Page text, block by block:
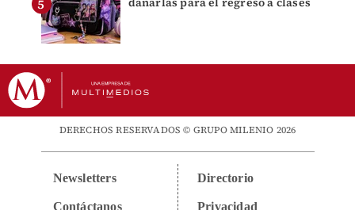
DERECHOS RESERVADOS © GRUPO MILENIO 2026
Newsletters
Contáctanos
Directorio
Privacidad